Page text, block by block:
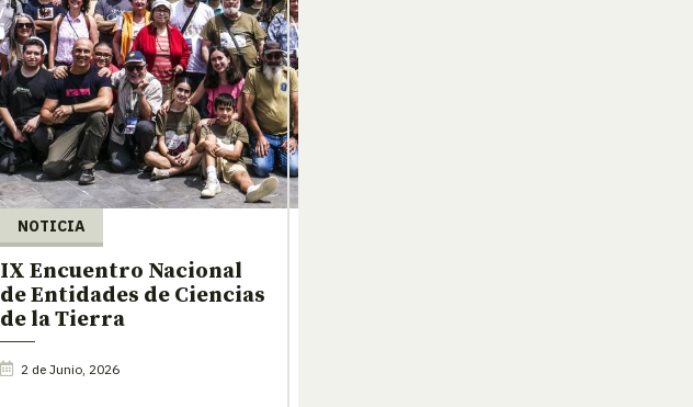
NOTICIA
IX Encuentro Nacional
de Entidades de Ciencias
de la Tierra
2 de Junio, 2026